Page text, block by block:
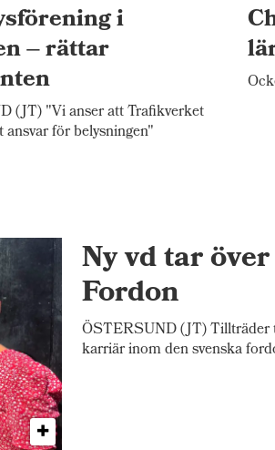
i
– rättar
(JT) "Vi anser att Trafikverket
för belysningen"
Ny vd tar
Fordon
ÖSTERSUND (JT) Tillträder
karriär inom den svenska